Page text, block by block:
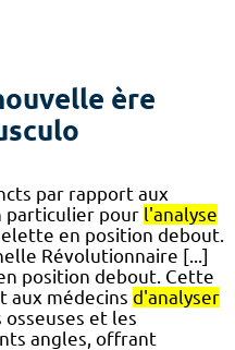
ère
par rapport aux
particulier pour l'analyse
en position debout.
Révolutionnaire [...]
position debout. Cette
aux médecins d'analyser
et les
angles, offrant